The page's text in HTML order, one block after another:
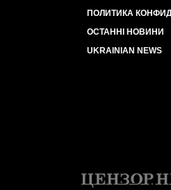
ПОЛИТИКА
ОСТАННІ НОВИНИ
UKRAINIAN NEWS